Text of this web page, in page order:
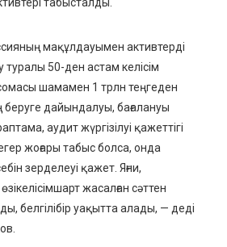
табысталды.
мақұлдауымен активтерді
туралы 50-ден астам келісім
шамамен 1 трлн теңгеден
беруге дайындалуы, бағалануы
аудит жүргізілуі қажеттігі
егер жоғары табыс болса, онда
зерделеуі қажет. Яғни,
жасалған сәттен
белгілібір уақытта алады, — деді